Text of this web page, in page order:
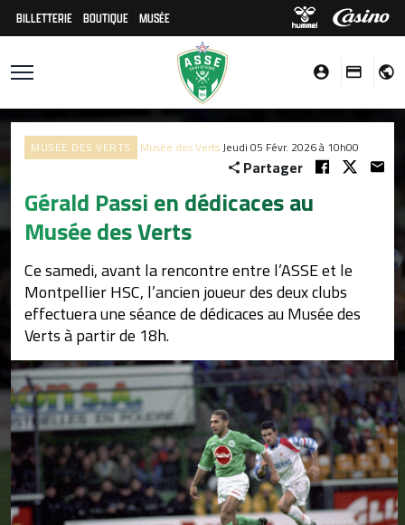
BILLETTERIE BOUTIQUE MUSÉE
MUSÉE DES VERTS Musée des VertsJeudi 05 Févr. 2026 à 10h00
Partager
Gérald Passi en dédicaces au
Musée des Verts
Ce samedi, avant la rencontre entre l’ASSE et le
Montpellier HSC, l’ancien joueur des deux clubs
effectuera une séance de dédicaces au Musée des
Verts à partir de 18h.